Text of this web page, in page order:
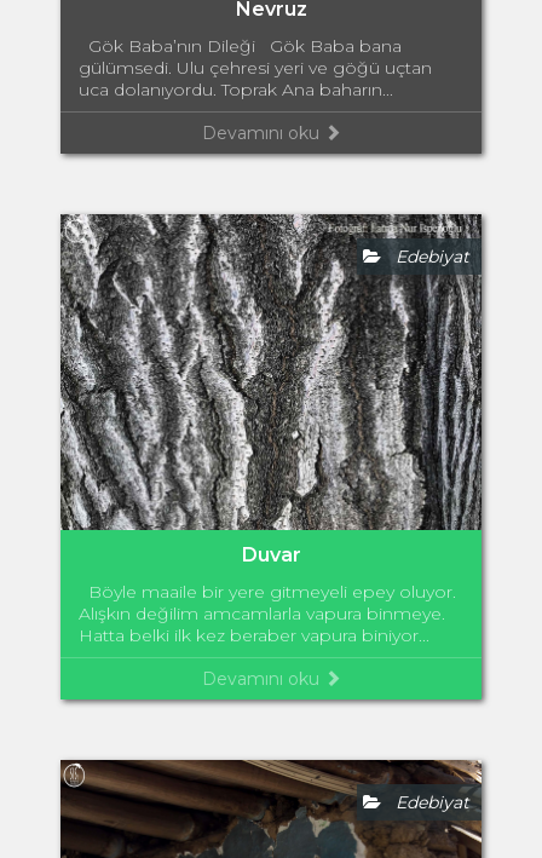
Nevruz
Gök Baba’nın Dileği Gök Baba bana
gülümsedi. Ulu çehresi yeri ve göğü uçtan
uca dolanıyordu. Toprak Ana baharın...
Devamını oku
Edebiyat
Duvar
Böyle maaile bir yere gitmeyeli epey oluyor.
Alışkın değilim amcamlarla vapura binmeye.
Hatta belki ilk kez beraber vapura biniyor...
Devamını oku
Edebiyat